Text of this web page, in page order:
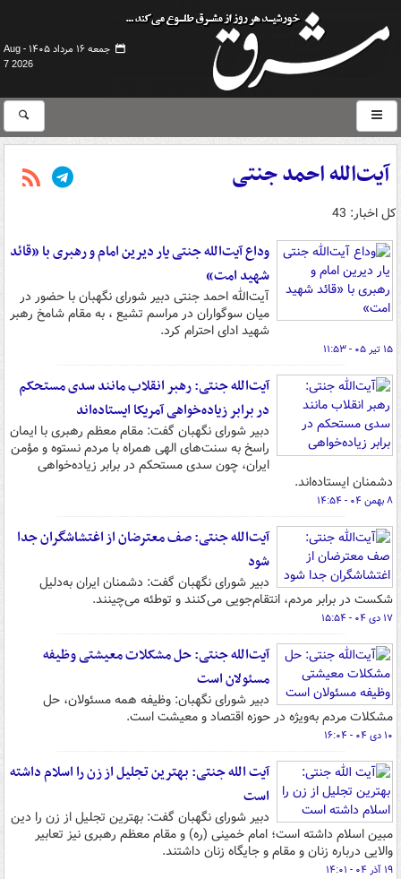
جمعه ۱۶ مرداد ۱۴۰۵ -
Aug
7 2026
آیت‌الله احمد جنتی
کل اخبار: 43
وداع آیت‌الله جنتی یار دیرین امام و رهبری با «قائد
شهید امت»
آیت‌الله احمد جنتی دبیر شورای نگهبان با حضور در
میان سوگواران در مراسم تشیع ، به مقام شامخ رهبر
شهید ادای احترام کرد.
۱۵ تیر ۰۵ - ۱۱:۵۳
آیت‌الله جنتی: رهبر انقلاب مانند سدی مستحکم
در برابر زیاده‌خواهی آمریکا ایستاده‌اند
دبیر شورای نگهبان گفت: مقام معظم رهبری با ایمان
راسخ به سنت‌های الهی همراه با مردم نستوه و مؤمن
ایران، چون سدی مستحکم در برابر زیاده‌خواهی
دشمنان ایستاده‌اند.
۸ بهمن ۰۴ - ۱۴:۵۴
آیت‌الله جنتی: صف معترضان از اغتشاشگران جدا
شود
دبیر شورای نگهبان گفت: دشمنان ایران به‌دلیل
شکست در برابر مردم، انتقام‌جویی می‌کنند و توطئه می‌چینند.
۱۷ دی ۰۴ - ۱۵:۵۴
آیت‌الله جنتی: حل مشکلات معیشتی وظیفه
مسئولان است
دبیر شورای نگهبان: وظیفه همه مسئولان، حل
مشکلات مردم به‌ویژه در حوزه اقتصاد و معیشت است.
۱۰ دی ۰۴ - ۱۶:۰۴
آیت الله جنتی: بهترین تجلیل از زن را اسلام داشته
است
دبیر شورای نگهبان گفت: بهترین تجلیل از زن را دین
مبین اسلام داشته است؛ امام خمینی (ره) و مقام معظم رهبری نیز تعابیر
والایی درباره زنان و مقام و جایگاه زنان داشتند.
۱۹ آذر ۰۴ - ۱۴:۰۱